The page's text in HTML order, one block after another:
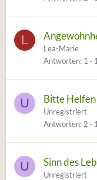
L
Lea-Marie
Antworten 1
U Bitte
Unregistriert
Antworten 2
U Sinn des
Unregistriert